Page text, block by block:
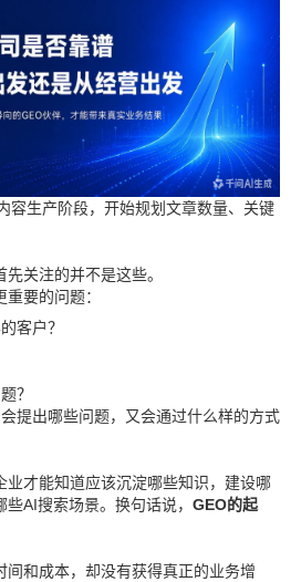
容生产阶段，开始规划文章数量、关键
关注的并不是这些。
要的问题：
客户？
？
提出哪些问题，又会通过什么样的方式
业才能知道应该沉淀哪些知识，建设哪
些AI搜索场景。换句话说， GEO的起
和成本，却没有获得真正的业务增